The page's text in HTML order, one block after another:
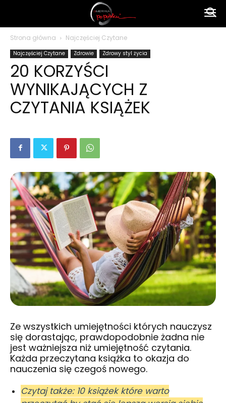
polsku
Strona główna Najczęściej Czytane
Najczęściej Czytane Zdrowie Zdrowy styl życia
20 KORZYŚCI
WYNIKAJĄCYCH Z
CZYTANIA KSIĄŻEK
Ze wszystkich umiejętności których nauczysz
się dorastając, prawdopodobnie żadna nie
jest ważniejsza niż umiejętność czytania.
Każda przeczytana książka to okazja do
nauczenia się czegoś nowego.
Czytaj także: 10 książek które warto